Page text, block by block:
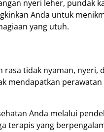
nyeri leher, pundak
Anda untuk
yang utuh.
tidak nyaman, nyeri,
mendapatkan
Anda melalui
terapis yang